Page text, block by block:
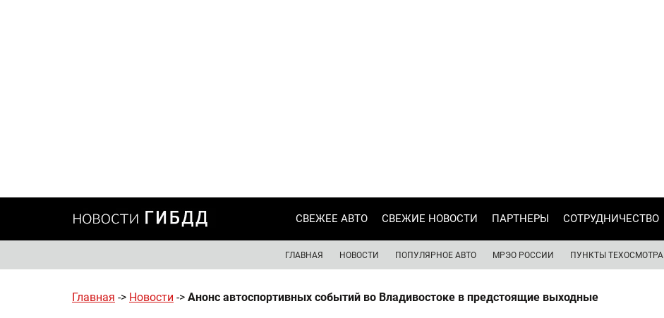
СВЕЖЕЕ АВТО СВЕЖИЕ НОВОСТИ ПАРТНЕРЫ СОТРУДНИЧЕСТВО
ГЛАВНАЯ НОВОСТИ ПОПУЛЯРНОЕ АВТО МРЭО РОССИИ ПУНКТЫ ТЕХОСМОТРА
Главная -> Новости -> Анонс автоспортивных событий во Владивостоке в предстоящие выходные